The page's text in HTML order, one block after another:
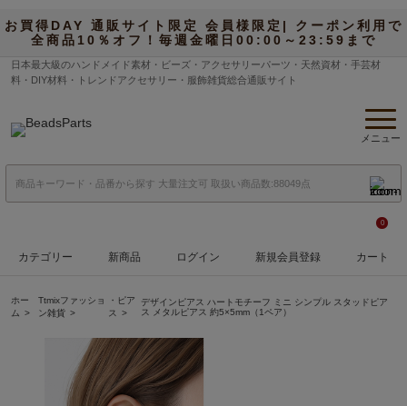
お買得DAY 通販サイト限定 会員様限定| クーポン利用で
全商品10％オフ！毎週金曜日00:00～23:59まで
日本最大級のハンドメイド素材・ビーズ・アクセサリーパーツ・天然資材・手芸材
料・DIY材料・トレンドアクセサリー・服飾雑貨総合通販サイト
メニュー
カテゴリー 新商品 ログイン 新規会員登録
0
カート
ホー
ム
Ttmixファッショ
ン雑貨
・ピア
ス
デザインピアス ハートモチーフ ミニ シンプル スタッドピア
ス メタルピアス 約5×5mm（1ペア）